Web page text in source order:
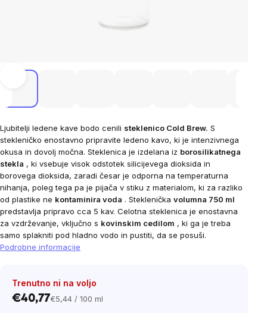
Ljubitelji ledene kave bodo cenili steklenico Cold Brew. S
stekleničko enostavno pripravite ledeno kavo, ki je intenzivnega
okusa in dovolj močna. Steklenica je izdelana iz borosilikatnega
stekla , ki vsebuje visok odstotek silicijevega dioksida in
borovega dioksida, zaradi česar je odporna na temperaturna
nihanja, poleg tega pa je pijača v stiku z materialom, ki za razliko
od plastike ne kontaminira voda . Steklenička volumna 750 ml
predstavlja pripravo cca 5 kav. Celotna steklenica je enostavna
za vzdrževanje, vključno s kovinskim cedilom , ki ga je treba
samo splakniti pod hladno vodo in pustiti, da se posuši.
Podrobne informacije
Trenutno ni na voljo
€40,77Cena
€5,44 / 100 ml